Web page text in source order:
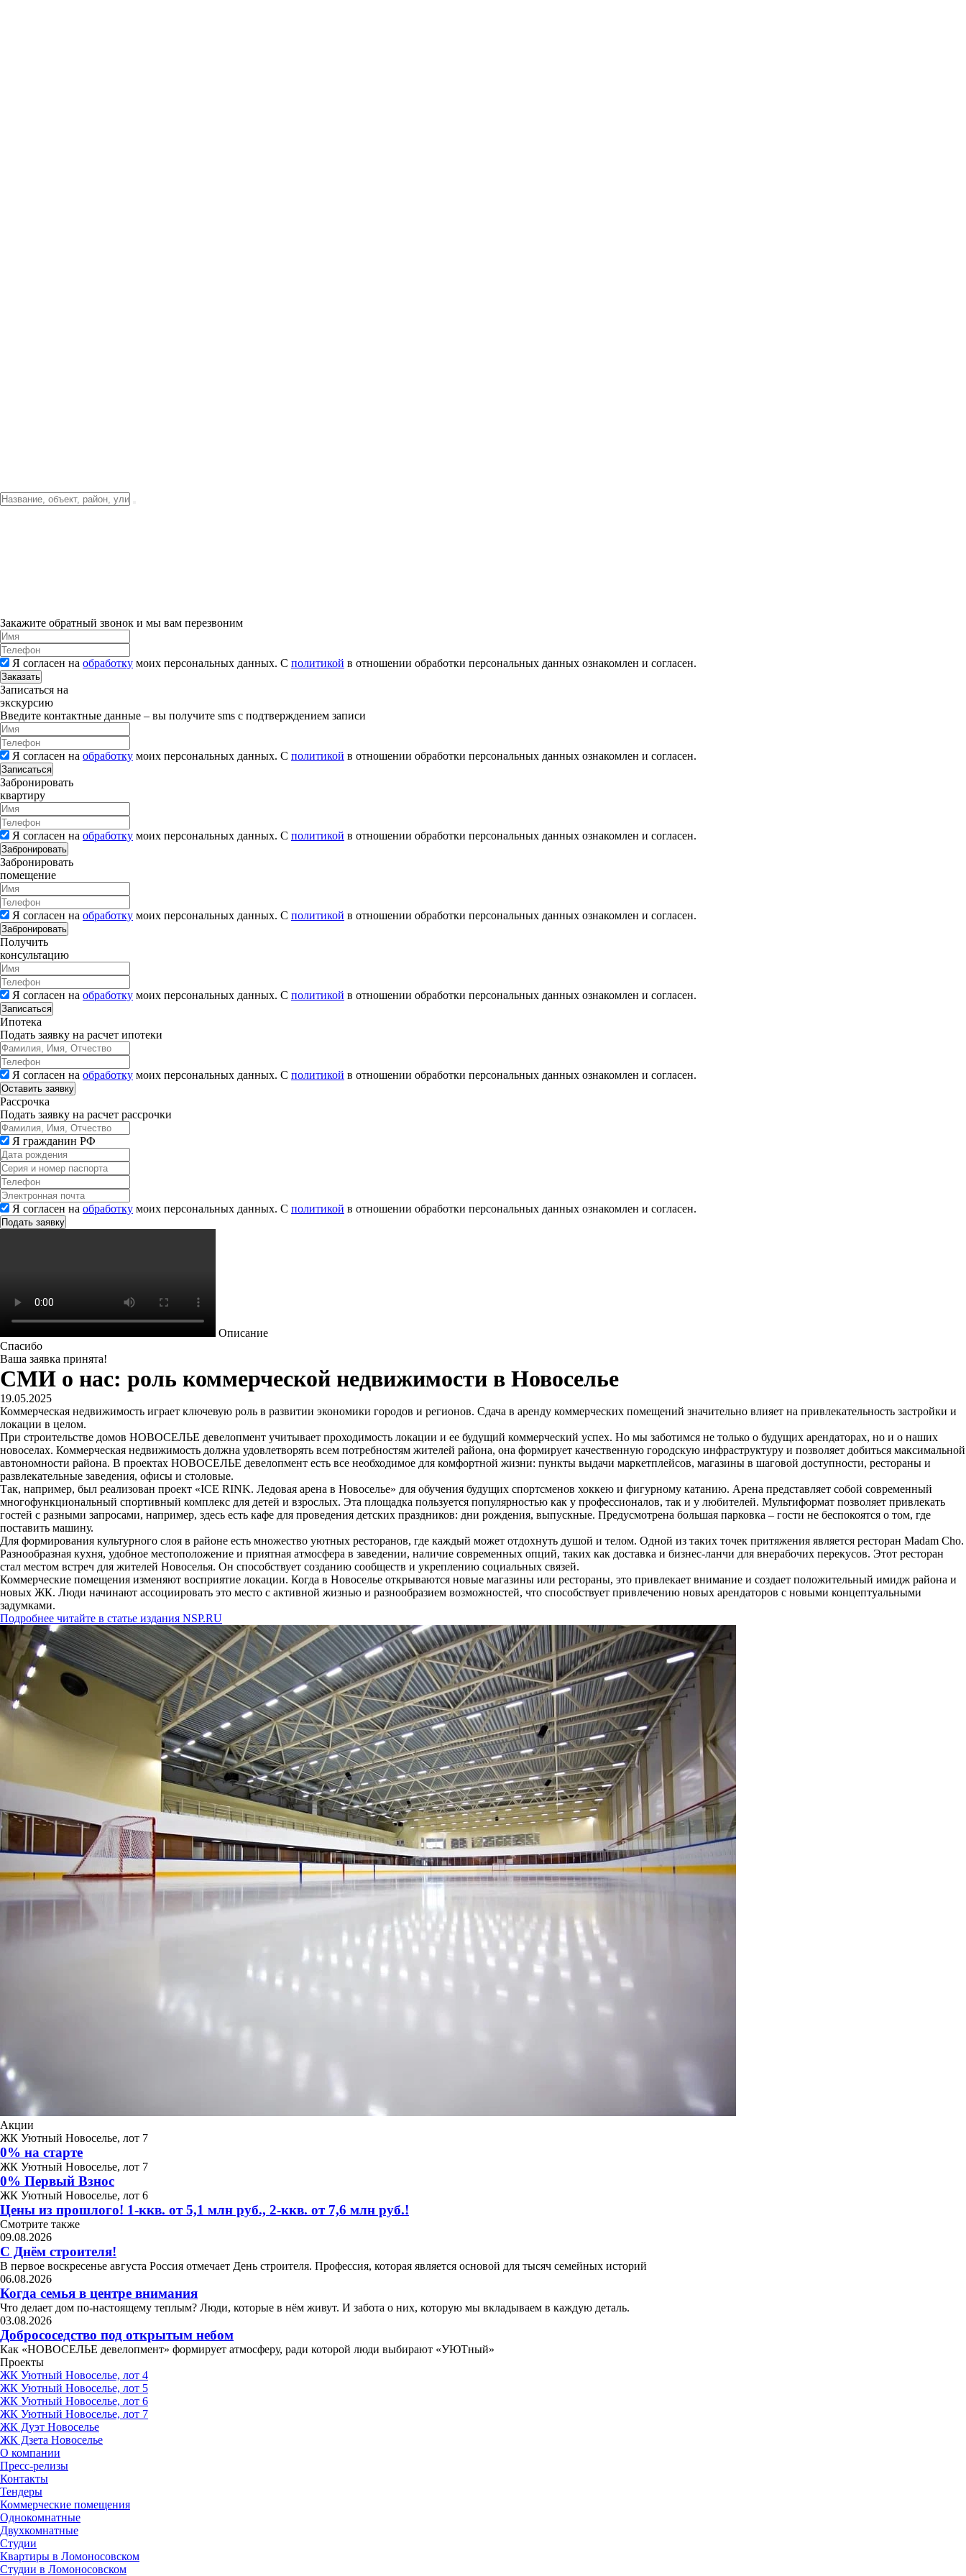
Закажите обратный звонок и мы вам перезвоним
Я согласен на обработку моих персональных данных. С политикой в отношении обработки персональных данных ознакомлен и согласен.
Заказать
Записаться на
экскурсию
Введите контактные данные – вы получите sms с подтверждением записи
Я согласен на обработку моих персональных данных. С политикой в отношении обработки персональных данных ознакомлен и согласен.
Записаться
Забронировать
квартиру
Я согласен на обработку моих персональных данных. С политикой в отношении обработки персональных данных ознакомлен и согласен.
Забронировать
Забронировать
помещение
Я согласен на обработку моих персональных данных. С политикой в отношении обработки персональных данных ознакомлен и согласен.
Забронировать
Получить
консультацию
Я согласен на обработку моих персональных данных. С политикой в отношении обработки персональных данных ознакомлен и согласен.
Записаться
Ипотека
Подать заявку на расчет ипотеки
Я согласен на обработку моих персональных данных. С политикой в отношении обработки персональных данных ознакомлен и согласен.
Рассрочка
Подать заявку на расчет рассрочки
Я гражданин РФ
Я согласен на обработку моих персональных данных. С политикой в отношении обработки персональных данных ознакомлен и согласен.
Описание
Спасибо
Ваша заявка принята!
СМИ о нас: роль коммерческой недвижимости в Новоселье
19.05.2025
Коммерческая недвижимость играет ключевую роль в развитии экономики городов и регионов. Сдача в аренду коммерческих помещений значительно влияет на привлекательность застройки и
локации в целом.
При строительстве домов НОВОСЕЛЬЕ девелопмент учитывает проходимость локации и ее будущий коммерческий успех. Но мы заботимся не только о будущих арендаторах, но и о наших
новоселах. Коммерческая недвижимость должна удовлетворять всем потребностям жителей района, она формирует качественную городскую инфраструктуру и позволяет добиться максимальной
автономности района. В проектах НОВОСЕЛЬЕ девелопмент есть все необходимое для комфортной жизни: пункты выдачи маркетплейсов, магазины в шаговой доступности, рестораны и
развлекательные заведения, офисы и столовые.
Так, например, был реализован проект «ICE RINK. Ледовая арена в Новоселье» для обучения будущих спортсменов хоккею и фигурному катанию. Арена представляет собой современный
многофункциональный спортивный комплекс для детей и взрослых. Эта площадка пользуется популярностью как у профессионалов, так и у любителей. Мультиформат позволяет привлекать
гостей с разными запросами, например, здесь есть кафе для проведения детских праздников: дни рождения, выпускные. Предусмотрена большая парковка – гости не беспокоятся о том, где
поставить машину.
Для формирования культурного слоя в районе есть множество уютных ресторанов, где каждый может отдохнуть душой и телом. Одной из таких точек притяжения является ресторан Madam Cho.
Разнообразная кухня, удобное местоположение и приятная атмосфера в заведении, наличие современных опций, таких как доставка и бизнес-ланчи для внерабочих перекусов. Этот ресторан
стал местом встреч для жителей Новоселья. Он способствует созданию сообществ и укреплению социальных связей.
Коммерческие помещения изменяют восприятие локации. Когда в Новоселье открываются новые магазины или рестораны, это привлекает внимание и создает положительный имидж района и
новых ЖК. Люди начинают ассоциировать это место с активной жизнью и разнообразием возможностей, что способствует привлечению новых арендаторов с новыми концептуальными
задумками.
Подробнее читайте в статье издания NSP.RU
Акции
ЖК Уютный Новоселье, лот 7
0% на старте
ЖК Уютный Новоселье, лот 7
0% Первый Взнос
ЖК Уютный Новоселье, лот 6
Цены из прошлого! 1-ккв. от 5,1 млн руб., 2-ккв. от 7,6 млн руб.!
Смотрите также
09.08.2026
С Днём строителя!
В первое воскресенье августа Россия отмечает День строителя. Профессия, которая является основой для тысяч семейных историй
06.08.2026
Когда семья в центре внимания
Что делает дом по-настоящему теплым? Люди, которые в нём живут. И забота о них, которую мы вкладываем в каждую деталь.
03.08.2026
Добрососедство под открытым небом
Как «НОВОСЕЛЬЕ девелопмент» формирует атмосферу, ради которой люди выбирают «УЮТный»
Проекты
ЖК Уютный Новоселье, лот 4
ЖК Уютный Новоселье, лот 5
ЖК Уютный Новоселье, лот 6
ЖК Уютный Новоселье, лот 7
ЖК Дуэт Новоселье
ЖК Дзета Новоселье
О компании
Пресс-релизы
Контакты
Тендеры
Коммерческие помещения
Однокомнатные
Двухкомнатные
Студии
Квартиры в Ломоносовском
Студии в Ломоносовском